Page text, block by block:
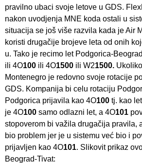
pravilno ubaci svoje letove u GDS.
nakon uvodjenja MNE koda ostali u
situacija se još više razvila kada je Air
koristi drugačije brojeve leta od onih
u. Tako je recimo let Podgorica-
ili 4O100 ili 4O1500 ili W21500.
Montenegro je redovno svoje rotacije
GDS. Kompanija bi celu rotaciju
Podgorica prijavila kao 4O100 tj. kao
je 4O100 samo odlazni let, a 4O101
stopoverom bi važila drugačija pravila,
bio problem jer je u sistemu već bio i
prijavljen kao 4O101. Slikovit prikaz
Beograd-Tivat: